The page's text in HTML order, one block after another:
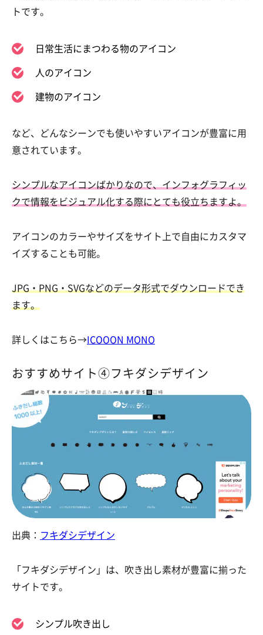
トです。
日常生活にまつわる物のアイコン
人のアイコン
建物のアイコン
など、どんなシーンでも使いやすいアイコンが豊富に用
意されています。
シンプルなアイコンばかりなので、インフォグラフィッ
クで情報をビジュアル化する際にとても役立ちますよ。
アイコンのカラーやサイズをサイト上で自由にカスタマ
イズすることも可能。
JPG・PNG・SVGなどのデータ形式でダウンロードでき
ます。
詳しくはこちら→ ICOOON MONO
おすすめサイト④フキダシデザイン
出典： フキダシデザイン
「フキダシデザイン」は、吹き出し素材が豊富に揃った
サイトです。
シンプル吹き出し